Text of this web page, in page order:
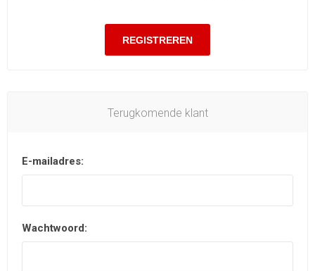
Terugkomende klant
E-mailadres:
Wachtwoord: